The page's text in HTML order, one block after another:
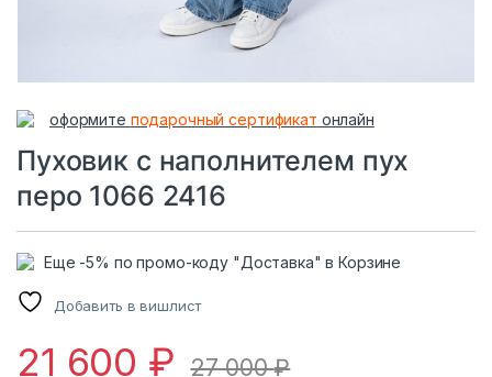
оформите подарочный сертификат онлайн
Пуховик с наполнителем пух
перо 1066 2416
Еще -5% по промо-коду "Доставка" в Корзине
Добавить в вишлист
21 600 ₽ 27 000₽